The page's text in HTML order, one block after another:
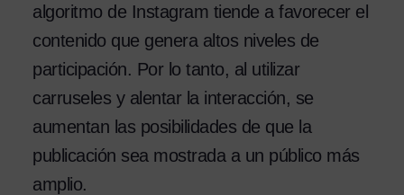
algoritmo de Instagram tiende a favorecer el
contenido que genera altos niveles de
participación. Por lo tanto, al utilizar
carruseles y alentar la interacción, se
aumentan las posibilidades de que la
publicación sea mostrada a un público más
amplio.